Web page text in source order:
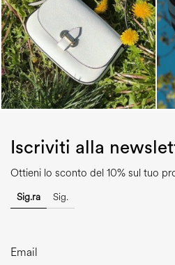
Iscriviti alla
Ottieni lo sconto del 10% sul tuo
Sig.ra Sig.